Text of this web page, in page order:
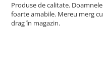
Produse de calitate. Doamnele
foarte amabile. Mereu merg cu
drag în magazin.